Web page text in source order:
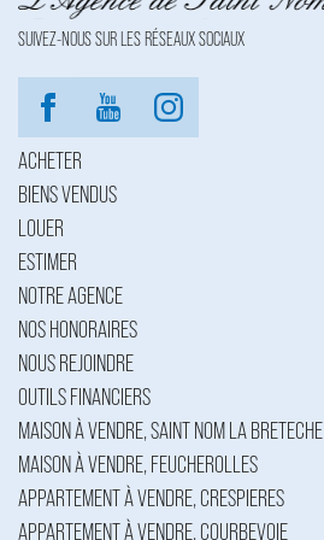
SUIVEZ-NOUS SUR LES RÉSEAUX SOCIAUX
ACHETER
BIENS VENDUS
LOUER
ESTIMER
NOTRE AGENCE
NOS HONORAIRES
NOUS REJOINDRE
OUTILS FINANCIERS
MAISON À VENDRE, SAINT NOM LA BRETECHE
MAISON À VENDRE, FEUCHEROLLES
APPARTEMENT À VENDRE, CRESPIERES
APPARTEMENT À VENDRE, COURBEVOIE